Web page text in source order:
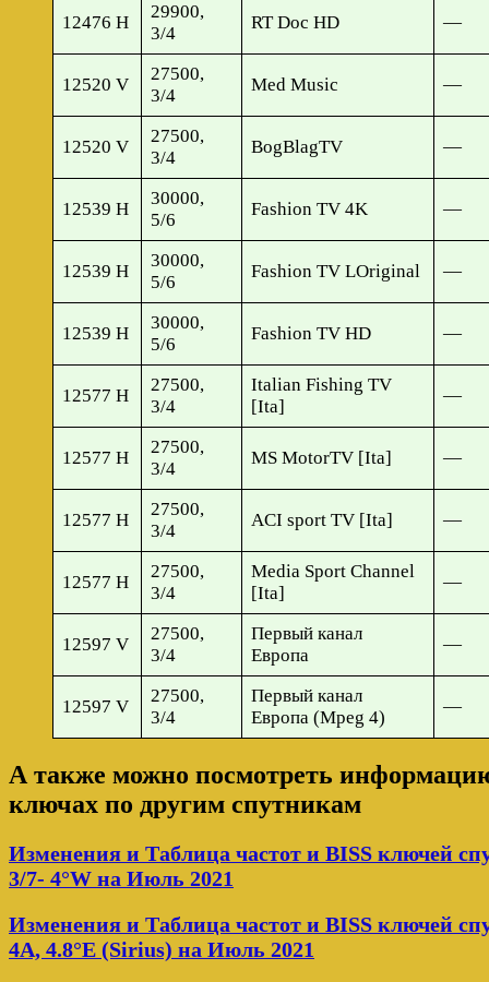
12476 H
29900,
3/4
RT Doc HD —
12520 V
27500,
3/4
Med Music —
12520 V
27500,
3/4
BogBlagTV —
12539 H
30000,
5/6
Fashion TV 4K —
12539 H
30000,
5/6
Fashion TV LOriginal —
12539 H
30000,
5/6
Fashion TV HD —
12577 H
27500,
3/4
Italian Fishing TV
[Ita]
—
12577 H
27500,
3/4
MS MotorTV [Ita] —
12577 H
27500,
3/4
ACI sport TV [Ita] —
12577 H
27500,
3/4
Media Sport Channel
[Ita]
—
12597 V
27500,
3/4
Первый канал
Европа
—
12597 V
27500,
3/4
Первый канал
Европа (Mpeg 4)
—
А также можно посмотреть
ключах по другим спутникам
Изменения и Таблица частот и BISS ключей
3/7- 4°W на Июль 2021
Изменения и Таблица частот и BISS ключей
4A, 4.8°E (Sirius) на Июль 2021